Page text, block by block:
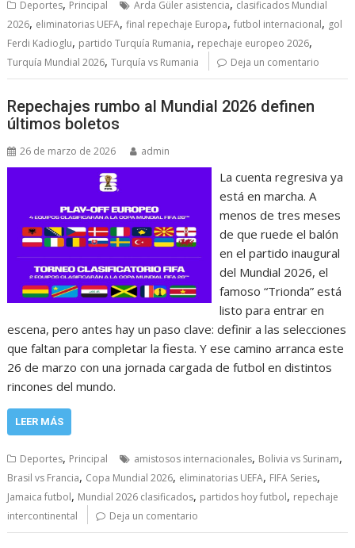
Deportes, Principal Arda Güler asistencia, clasificados Mundial
2026, eliminatorias UEFA,final repechaje Europa,futbol internacional, gol
Ferdi Kadioglu, partido Turquía Rumania, repechaje europeo 2026,
Turquía Mundial 2026,Turquía vs Rumania Deja un comentario
Repechajes rumbo al Mundial 2026 definen
últimos boletos
26 de marzo de 2026 admin
La cuenta regresiva ya
está en marcha. A
menos de tres meses
de que ruede el balón
en el partido inaugural
del Mundial 2026, el
famoso “Trionda” está
listo para entrar en
escena, pero antes hay un paso clave: definir a las selecciones
que faltan para completar la fiesta. Y ese camino arranca este
26 de marzo con una jornada cargada de futbol en distintos
rincones del mundo.
LEER MÁS
Deportes, Principal amistosos internacionales, Bolivia vs Surinam,
Brasil vs Francia, Copa Mundial 2026, eliminatorias UEFA, FIFA Series,
Jamaica futbol, Mundial 2026 clasificados, partidos hoy futbol, repechaje
intercontinental
Deja un comentario